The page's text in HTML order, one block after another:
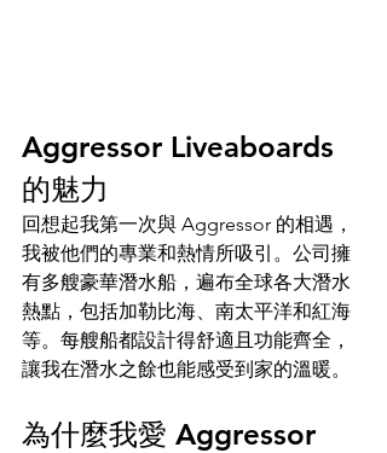
Aggressor Liveaboards
的魅力
回想起我第一次與 Aggressor 的相遇，
我被他們的專業和熱情所吸引。公司擁
有多艘豪華潛水船，遍布全球各大潛水
熱點，包括加勒比海、南太平洋和紅海
等。每艘船都設計得舒適且功能齊全，
讓我在潛水之餘也能感受到家的溫暖。
為什麼我愛 Aggressor